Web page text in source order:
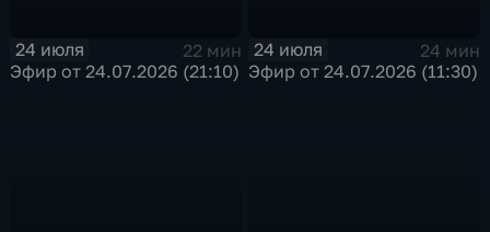
24 июля
22 мин
Эфир от 24.07.2026 (21:10)
24 июля
24 мин
Эфир от 24.07.2026 (11:30)